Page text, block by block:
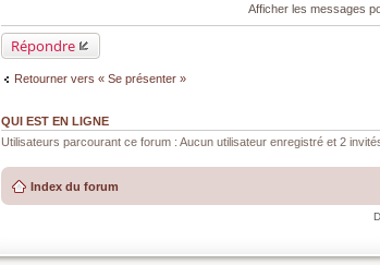
Afficher les messages
Répondre
Retourner vers « Se présenter »
QUI EST EN LIGNE
Utilisateurs parcourant ce forum : Aucun utilisateur enregistré et 2
Index du forum